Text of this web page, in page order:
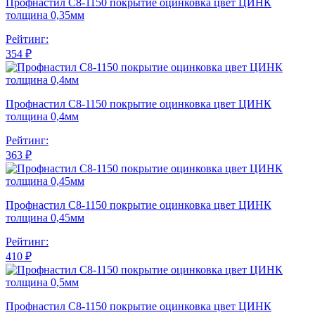
толщина 0,35мм
Рейтинг:
354 ₽
Профнастил С8-1150 покрытие оцинковка цвет ЦИНК
толщина 0,4мм
Рейтинг:
363 ₽
Профнастил С8-1150 покрытие оцинковка цвет ЦИНК
толщина 0,45мм
Рейтинг:
410 ₽
Профнастил С8-1150 покрытие оцинковка цвет ЦИНК